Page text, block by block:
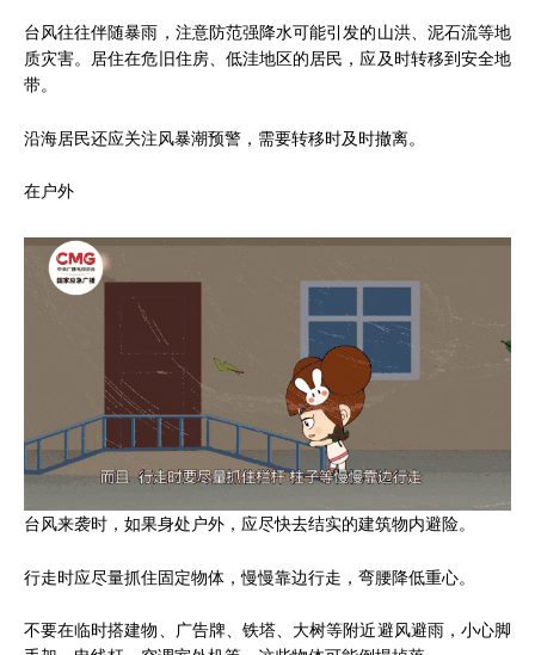
台风往往伴随暴雨，注意防范强降水可能引发的山洪、泥石流等地
质灾害。居住在危旧住房、低洼地区的居民，应及时转移到安全地
带。
沿海居民还应关注风暴潮预警，需要转移时及时撤离。
在户外
台风来袭时，如果身处户外，应尽快去结实的建筑物内避险。
行走时应尽量抓住固定物体，慢慢靠边行走，弯腰降低重心。
不要在临时搭建物、广告牌、铁塔、大树等附近避风避雨，小心脚